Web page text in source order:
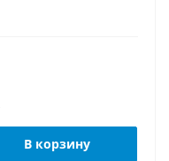
В корзину